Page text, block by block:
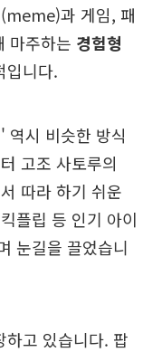
과 게임, 패
마주하는 경험형
입니다.
역시 비슷한 방식
고조 사토루의
따라 하기 쉬운
플립 등 인기 아이
눈길을 끌었습니
하고 있습니다. 팝